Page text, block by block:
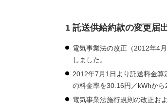
1 託送供給約款の変更届
電気事業法の改正（2012年4
しました。
2012年7月1日より託送料金
の料金率を30.16円／kWhから
電気事業法施行規則の改正お